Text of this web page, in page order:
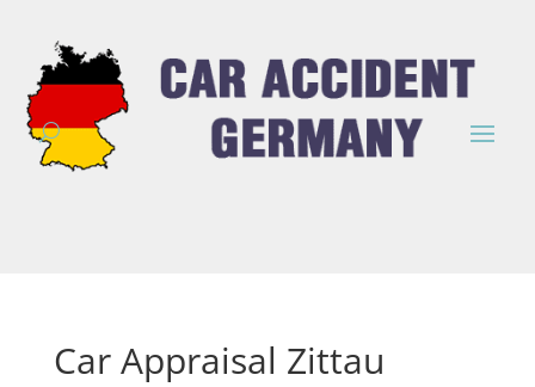
Car Appraisal Zittau